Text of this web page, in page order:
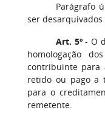
Parágrafo
ser
Art. 5º- O
homologação
contribuinte para
retido ou pago a
para o
remetente.